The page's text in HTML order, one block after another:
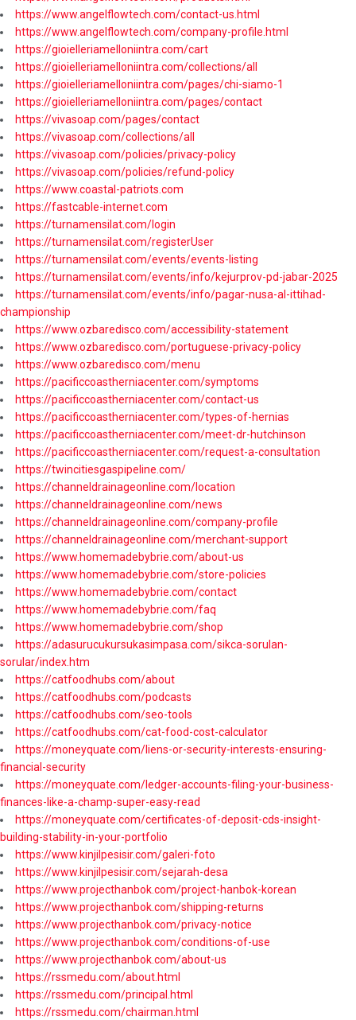
https://www.angelflowtech.com/contact-us.html
https://www.angelflowtech.com/company-profile.html
https://gioielleriamelloniintra.com/cart
https://gioielleriamelloniintra.com/collections/all
https://gioielleriamelloniintra.com/pages/chi-siamo-1
https://gioielleriamelloniintra.com/pages/contact
https://vivasoap.com/pages/contact
https://vivasoap.com/collections/all
https://vivasoap.com/policies/privacy-policy
https://vivasoap.com/policies/refund-policy
https://www.coastal-patriots.com
https://fastcable-internet.com
https://turnamensilat.com/login
https://turnamensilat.com/registerUser
https://turnamensilat.com/events/events-listing
https://turnamensilat.com/events/info/kejurprov-pd-jabar-2025
https://turnamensilat.com/events/info/pagar-nusa-al-ittihad-
championship
https://www.ozbaredisco.com/accessibility-statement
https://www.ozbaredisco.com/portuguese-privacy-policy
https://www.ozbaredisco.com/menu
https://pacificcoastherniacenter.com/symptoms
https://pacificcoastherniacenter.com/contact-us
https://pacificcoastherniacenter.com/types-of-hernias
https://pacificcoastherniacenter.com/meet-dr-hutchinson
https://pacificcoastherniacenter.com/request-a-consultation
https://twincitiesgaspipeline.com/
https://channeldrainageonline.com/location
https://channeldrainageonline.com/news
https://channeldrainageonline.com/company-profile
https://channeldrainageonline.com/merchant-support
https://www.homemadebybrie.com/about-us
https://www.homemadebybrie.com/store-policies
https://www.homemadebybrie.com/contact
https://www.homemadebybrie.com/faq
https://www.homemadebybrie.com/shop
https://adasurucukursukasimpasa.com/sikca-sorulan-
sorular/index.htm
https://catfoodhubs.com/about
https://catfoodhubs.com/podcasts
https://catfoodhubs.com/seo-tools
https://catfoodhubs.com/cat-food-cost-calculator
https://moneyquate.com/liens-or-security-interests-ensuring-
financial-security
https://moneyquate.com/ledger-accounts-filing-your-business-
finances-like-a-champ-super-easy-read
https://moneyquate.com/certificates-of-deposit-cds-insight-
building-stability-in-your-portfolio
https://www.kinjilpesisir.com/galeri-foto
https://www.kinjilpesisir.com/sejarah-desa
https://www.projecthanbok.com/project-hanbok-korean
https://www.projecthanbok.com/shipping-returns
https://www.projecthanbok.com/privacy-notice
https://www.projecthanbok.com/conditions-of-use
https://www.projecthanbok.com/about-us
https://rssmedu.com/about.html
https://rssmedu.com/principal.html
https://rssmedu.com/chairman.html